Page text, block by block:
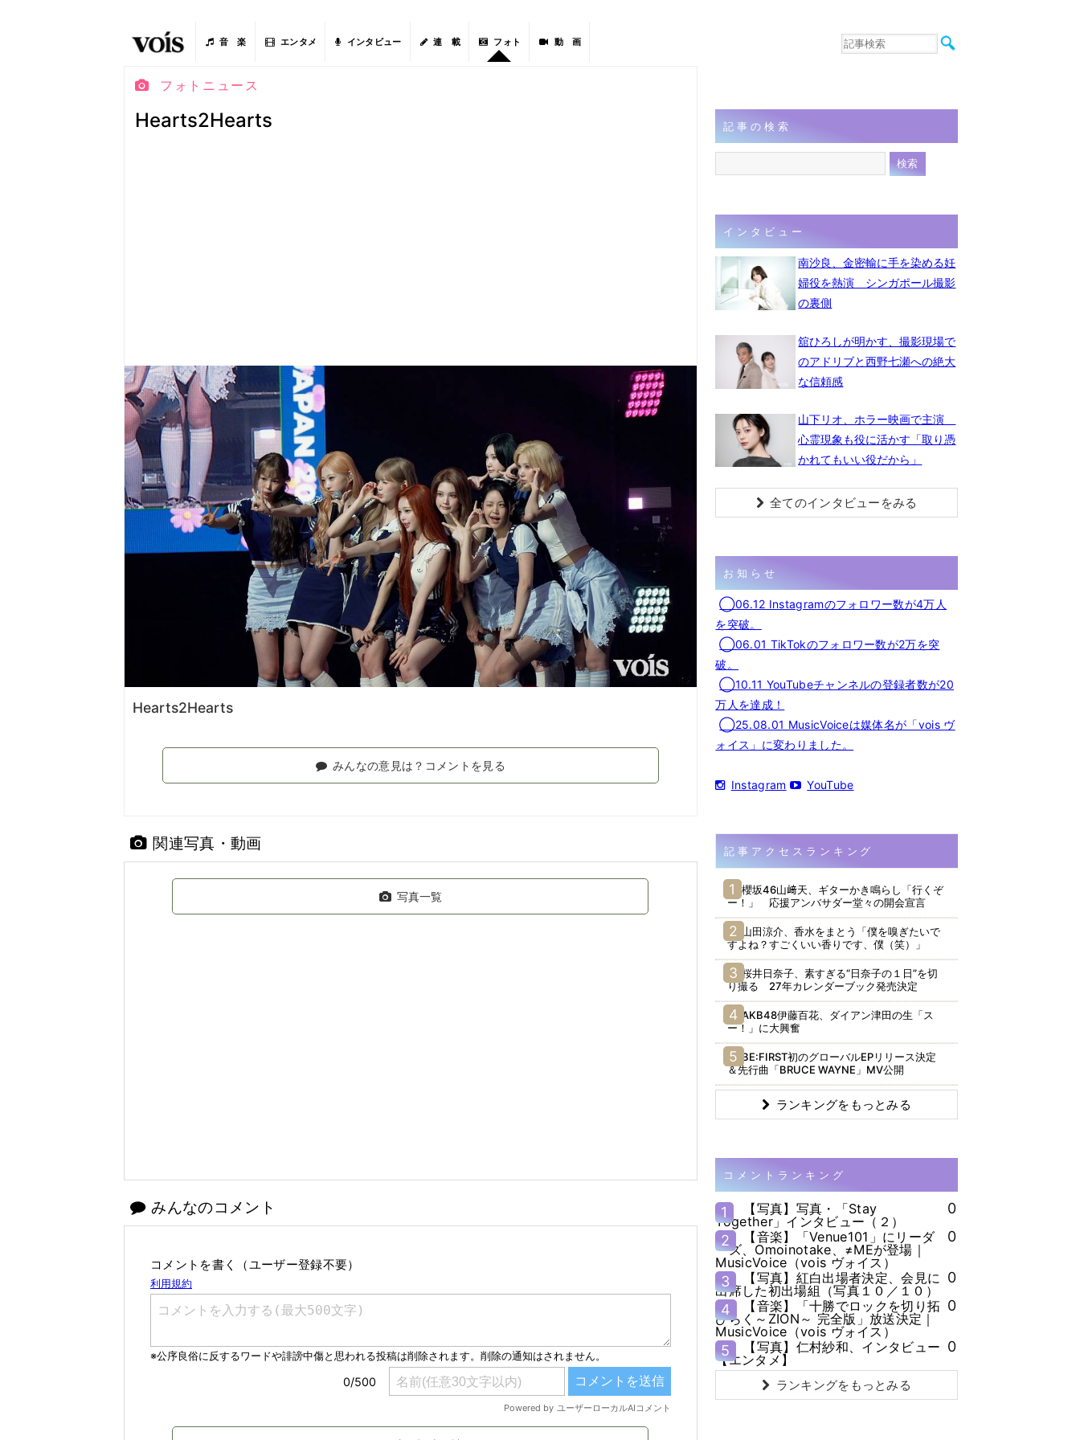
音 楽 エンタメ インタビュー 連 載 フォト 動 画
音楽
連載
フォト
フォトニュース
Hearts2Hearts
Hearts2Hearts
みんなの意見は？コメントを見る
関連写真・動画
写真一覧
みんなのコメント
コメントを書く（ユーザー登録不要）
記事の検索
インタビュー
南沙良、金密輸に手を染める妊
婦役を熱演 シンガポール撮影
の裏側
舘ひろしが明かす、撮影現場で
のアドリブと西野七瀬への絶大
な信頼感
山下リオ、ホラー映画で主演
心霊現象も役に活かす「取り憑
かれてもいい役だから」
全てのインタビューをみる
お知らせ
◯06.12 Instagramのフォロワー数が4万人
を突破。
◯06.01 TikTokのフォロワー数が2万を突
破。
◯10.11 YouTubeチャンネルの登録者数が20
万人を達成！
◯25.08.01 MusicVoiceは媒体名が「vois ヴ
ォイス」に変わりました。
Instagram YouTube
記事アクセスランキング
櫻坂46山﨑天、ギターかき鳴らし「行くぞ
ー！」 応援アンバサダー堂々の開会宣言
山田涼介、香水をまとう「僕を嗅ぎたいで
すよね？すごくいい香りです、僕（笑）」
桜井日奈子、素すぎる“日奈子の１日”を切
り撮る 27年カレンダーブック発売決定
AKB48伊藤百花、ダイアン津田の生「ス
ー！」に大興奮
BE:FIRST初のグローバルEPリリース決定
＆先行曲「BRUCE WAYNE」MV公開
ランキングをもっとみる
コメントランキング
1
【写真】写真・「Stay
Together」インタビュー（２）
0
2
【音楽】「Venue101」にリーダ
ーズ、Omoinotake、≠MEが登場｜
MusicVoice（vois ヴォイス）
0
3
【写真】紅白出場者決定、会見に
出席した初出場組（写真１０／１０）
0
4
【音楽】「十勝でロックを切り拓
ひらく～ZION～ 完全版」放送決定｜
MusicVoice（vois ヴォイス）
0
5
【写真】仁村紗和、インタビュー
【エンタメ】
0
ランキングをもっとみる